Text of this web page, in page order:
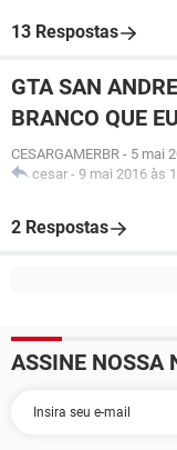
13 Respostas
GTA SAN
BRANCO QUE
CESARGAMERBR - 5 mai
cesar - 9 mai 2016 às
2 Respostas
ASSINE NOSSA